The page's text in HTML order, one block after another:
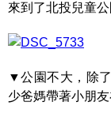
來到了北投兒童
▼公園不大，除
少爸媽帶著小朋